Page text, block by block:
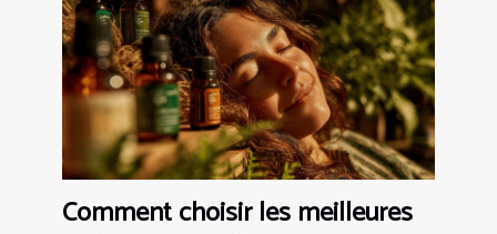
Comment choisir les meilleures